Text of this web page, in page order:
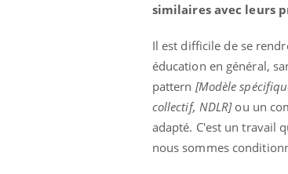
similaires avec leurs
Il est difficile de se
éducation en général,
pattern [Modèle
collectif, NDLR]ou un
adapté. C'est un travail
nous sommes